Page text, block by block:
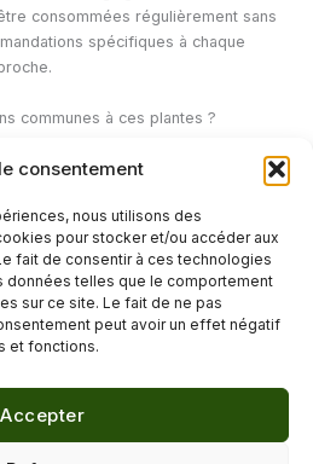
consentement
nous utilisons des
pour stocker et/ou accéder aux
fait de consentir à ces technologies
données telles que le comportement
sur ce site. Le fait de ne pas
peut avoir un effet négatif
et fonctions.
Accepter
consommées régulièrement sans
spécifiques à chaque
communes à ces plantes ?
(greffés, maladies auto-immunes)
L’échinacée est contre-indiquée en
Article suivant→